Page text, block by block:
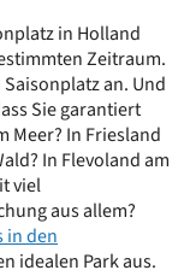
in Holland
Zeitraum.
an. Und
Sie garantiert
Meer? In Friesland
In Flevoland am
viel
aus allem?
in den
idealen Park aus.